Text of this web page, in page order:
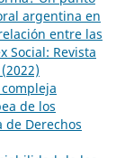
argentina en
entre las
Social: Revista
de los
de Derechos